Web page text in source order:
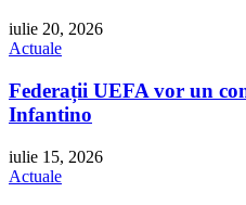
iulie 20, 2026
Actuale
Federații UEFA vor un
Infantino
iulie 15, 2026
Actuale